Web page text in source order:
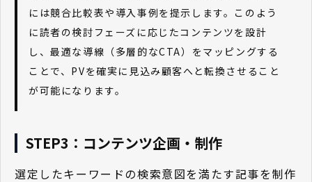
には競合比較表や導入事例を提示します。このよう
に読者の検討フェーズに応じたコンテンツを設計
し、最適な導線（多層的なCTA）をマッピングする
ことで、PVを確実に見込み顧客へと転換させること
が可能になります。
STEP3：コンテンツ企画・制作
選定したキーワードの検索意図を満たす記事を制作